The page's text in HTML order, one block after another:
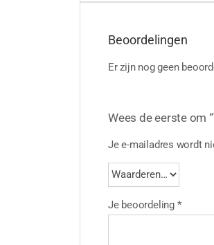
Beoordelingen
Er zijn nog geen
Wees de eerste om
Je e-mailadres wordt
Je beoordeling *